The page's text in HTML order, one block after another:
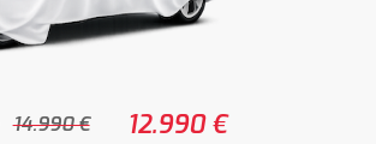
14.990 € 12.990 €